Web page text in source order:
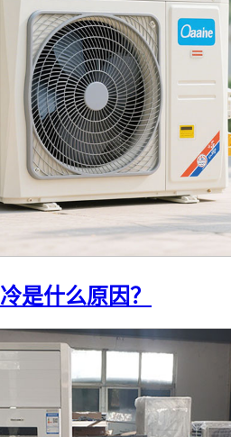
是什么原因？